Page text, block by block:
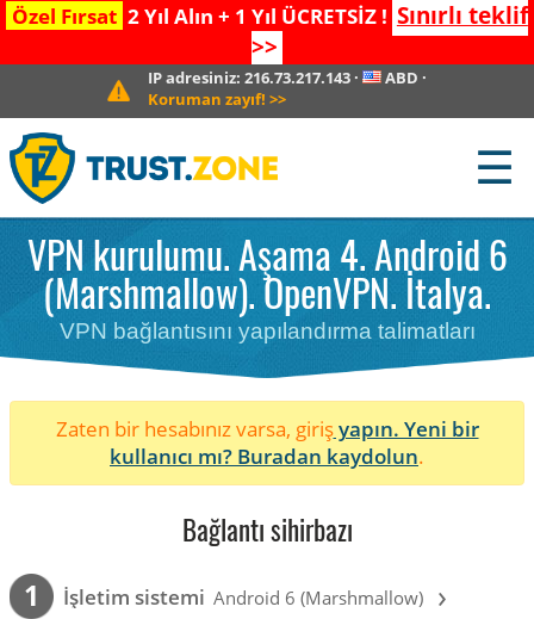
Özel Fırsat 2 Yıl Alın + 1 Yıl ÜCRETSİZ ! Sınırlı teklif
>>
IP adresiniz:216.73.217.143 · ABD ·
Koruman zayıf! >>
☰
VPN kurulumu. Aşama 4. Android 6
(Marshmallow). OpenVPN. İtalya.
VPN bağlantısını yapılandırma talimatları
Zaten bir hesabınız varsa, girişyapın. Yeni bir
kullanıcı mı? Buradan kaydolun.
Bağlantı sihirbazı
1 İşletim sistemi Android 6 (Marshmallow) ›